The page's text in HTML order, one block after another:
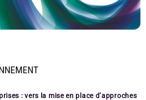
: vers la mise en place d’approches